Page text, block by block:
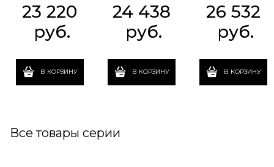
23 220
руб.
В КОРЗИНУ
24 438
руб.
В КОРЗИНУ
26 532
руб.
В КОРЗИНУ
Все товары серии